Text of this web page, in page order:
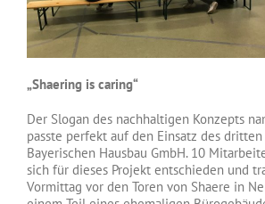
„Shaering is caring“
Der Slogan des nachhaltigen Konzepts
passte perfekt auf den Einsatz des dritten
Bayerischen Hausbau GmbH. 10
sich für dieses Projekt entschieden und
Vormittag vor den Toren von Shaere in